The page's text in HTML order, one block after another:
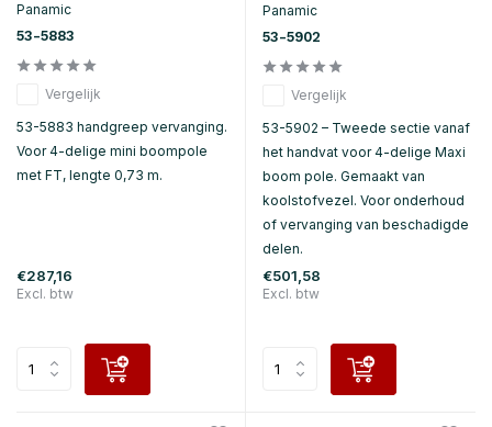
Panamic
53-5883
Vergelijk
53-5883 handgreep vervanging.
Voor 4-delige mini boompole
met FT, lengte 0,73 m.
€287,16
Excl. btw
Panamic
53-5902
Vergelijk
53-5902 – Tweede sectie vanaf
het handvat voor 4-delige Maxi
boom pole. Gemaakt van
koolstofvezel. Voor onderhoud
of vervanging van beschadigde
delen.
€501,58
Excl. btw